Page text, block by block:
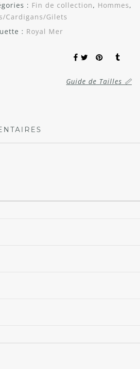
: Fin de collection, Hommes,
Cardigans/Gilets
: Royal Mer
Guide de Tailles 📏